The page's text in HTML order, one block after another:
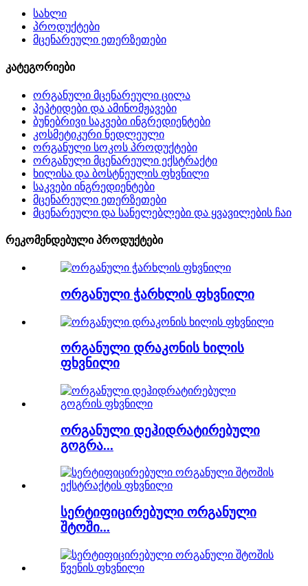
სახლი
პროდუქტები
მცენარეული ეთერზეთები
კატეგორიები
ორგანული მცენარეული ცილა
პეპტიდები და ამინომჟავები
ბუნებრივი საკვები ინგრედიენტები
კოსმეტიკური ნედლეული
ორგანული სოკოს პროდუქტები
ორგანული მცენარეული ექსტრაქტი
ხილისა და ბოსტნეულის ფხვნილი
საკვები ინგრედიენტები
მცენარეული ეთერზეთები
მცენარეული და სანელებლები და ყვავილების ჩაი
რეკომენდებული პროდუქტები
ორგანული ჭარხლის ფხვნილი
ორგანული დრაკონის ხილის
ფხვნილი
ორგანული დეჰიდრატირებული
გოგრა...
სერტიფიცირებული ორგანული
შტოში...